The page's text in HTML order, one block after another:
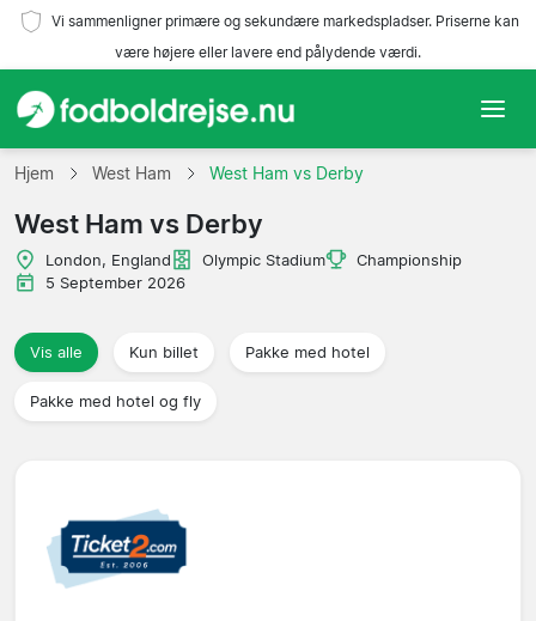
Vi sammenligner primære og sekundære markedspladser. Priserne kan
være højere eller lavere end pålydende værdi.
Hjem
Hold
Ligaer
Rejsebureauer
Hjem West Ham West Ham vs Derby
West Ham vs Derby
London, England Olympic Stadium
Championship
5 September 2026
Vis alle Kun billet Pakke med hotel
Pakke med hotel og fly